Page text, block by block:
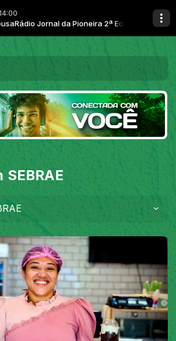
Jornal da Pioneira 2ª Edição com Josiane